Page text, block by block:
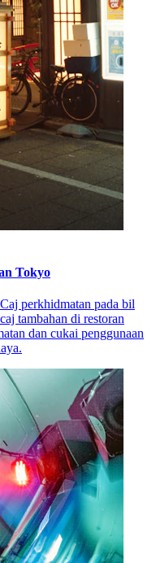
Tokyo
perkhidmatan pada bil
tambahan di restoran
dan cukai penggunaan